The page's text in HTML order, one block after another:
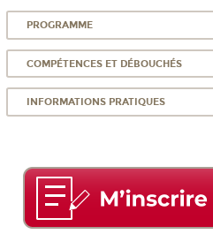
PROGRAMME
COMPÉTENCES ET DÉBOUCHÉS
INFORMATIONS PRATIQUES